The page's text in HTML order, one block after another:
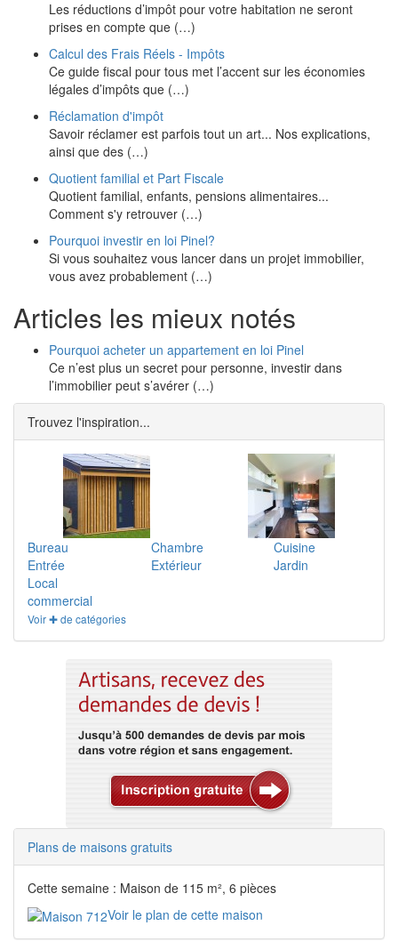
Les réductions d’impôt pour votre habitation ne seront
prises en compte que (…)
Calcul des Frais Réels - Impôts
Ce guide fiscal pour tous met l’accent sur les économies
légales d’impôts que (…)
Réclamation d'impôt
Savoir réclamer est parfois tout un art... Nos explications,
ainsi que des (…)
Quotient familial et Part Fiscale
Quotient familial, enfants, pensions alimentaires...
Comment s'y retrouver (…)
Pourquoi investir en loi Pinel?
Si vous souhaitez vous lancer dans un projet immobilier,
vous avez probablement (…)
Articles les mieux notés
Pourquoi acheter un appartement en loi Pinel
Ce n’est plus un secret pour personne, investir dans
l’immobilier peut s’avérer (…)
Trouvez l'inspiration...
Bureau Chambre
Cuisine
Entrée
Extérieur
Jardin
Local
commercial
Voir ✚ de catégories
Plans de maisons gratuits
Cette semaine : Maison de 115 m², 6 pièces
Voir le plan de cette maison